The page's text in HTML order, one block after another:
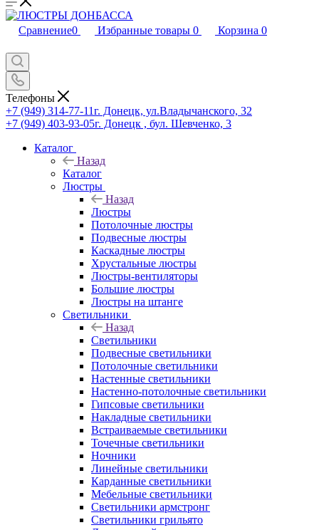
Сравнение0 Избранные товары 0 Корзина 0
Телефоны
+7 (949) 314-77-11г. Донецк, ул.Владычанского, 32
+7 (949) 403-93-05г. Донецк , бул. Шевченко, 3
Каталог
Назад
Каталог
Люстры
Назад
Люстры
Потолочные люстры
Подвесные люстры
Каскадные люстры
Хрустальные люстры
Люстры-вентиляторы
Большие люстры
Люстры на штанге
Светильники
Назад
Светильники
Подвесные светильники
Потолочные светильники
Настенные светильники
Настенно-потолочные светильники
Гипсовые светильники
Накладные светильники
Встраиваемые светильники
Точечные светильники
Ночники
Линейные светильники
Карданные светильники
Мебельные светильники
Светильники армстронг
Светильники грильято